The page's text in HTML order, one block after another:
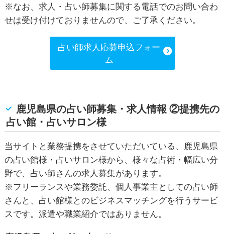
※なお、求人・占い師募集に関する電話でのお問い合わ
せは受け付けておりませんので、ご了承ください。
占い師求人応募申込フォー
ム
鹿児島県の占い師募集・求人情報 ②提携先の
占い館・占いサロン様
当サイトと業務提携をさせていただいている、鹿児島県
の占い館様・占いサロン様から、様々な占術・幅広い分
野で、占い師さんの求人募集があります。
※フリーランスや業務委託、個人事業主としての占い師
さんと、占い館様とのビジネスマッチングを行うサービ
スです。派遣や職業紹介ではありません。